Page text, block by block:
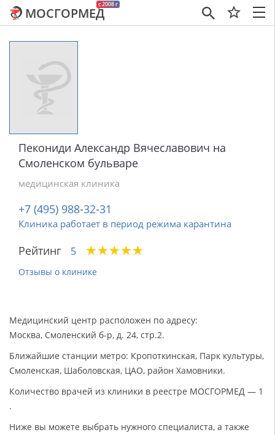
×
c 2008 г
МОСГОРМЕД
Пекониди Александр Вячеславович на
Смоленском бульваре
медицинская клиника
+7 (495) 988-32-31
Клиника работает в период режима карантина
Рейтинг 5 ★★★★★
★★★★★
Отзывы о клинике
Медицинский центр расположен по адресу:
Москва, Смоленский б-р, д. 24, стр.2.
Ближайшие станции метро: Кропоткинская, Парк культуры,
Смоленская, Шаболовская, ЦАО, район Хамовники.
Количество врачей из клиники в реестре МОСГОРМЕД — 1
.
Ниже вы можете выбрать нужного специалиста, а также